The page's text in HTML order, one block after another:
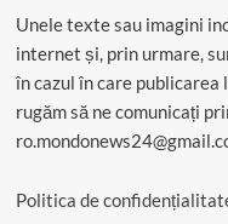
Unele texte sau imagini
internet și, prin urmare,
în cazul în care
rugăm să ne comunicați
Politica de